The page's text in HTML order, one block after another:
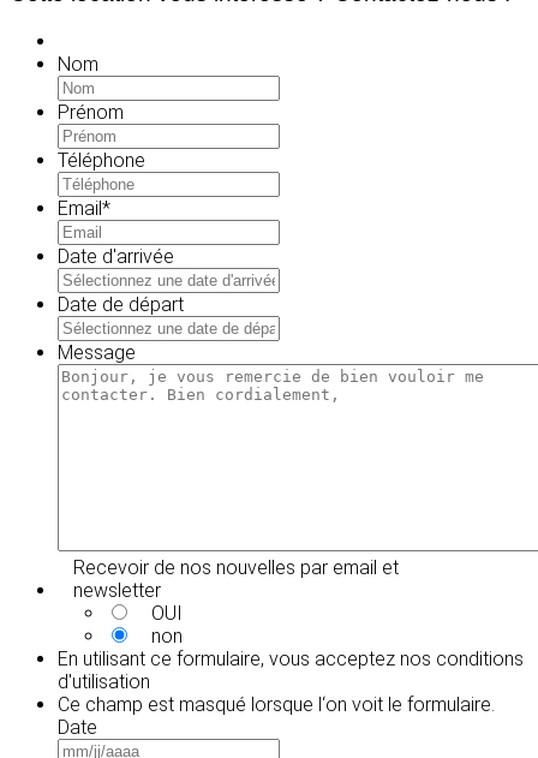
Nom
Prénom
Téléphone
Email*
Date d'arrivée
JJ
slash
AAAA
Date de départ
JJ
slash
Message
Recevoir de nos nouvelles par email et
newsletter
OUI
non
En utilisant ce formulaire, vous acceptez nos conditions
d'utilisation
Ce champ est masqué lorsque l‘on voit le formulaire.
Date